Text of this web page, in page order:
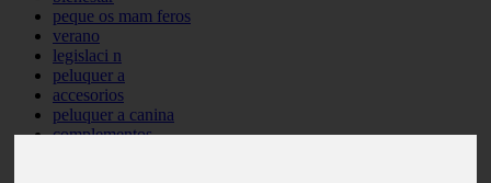
peque os mam feros
verano
legislaci n
peluquer a
accesorios
peluquer a canina
complementos